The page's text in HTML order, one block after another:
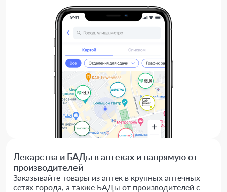
Лекарства и БАДы в аптеках и напрямую от
производителей
Заказывайте товары из аптек в крупных аптечных
сетях города, а также БАДы от производителей с